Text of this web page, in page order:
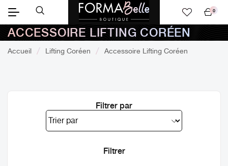
panier
0
ACCESSOIRE LIFTING CORÉEN
Accueil Lifting Coréen Accessoire Lifting Coréen
Filtrer par